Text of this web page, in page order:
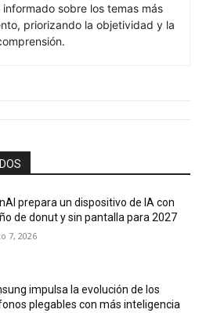
sobre los temas más
priorizando la objetividad y la
prepara un dispositivo de IA con
de donut y sin pantalla para 2027
7, 2026
impulsa la evolución de los
plegables con más inteligencia